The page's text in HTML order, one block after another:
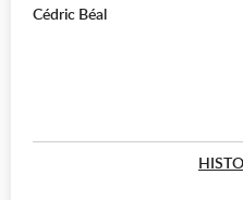
Cédric Béal